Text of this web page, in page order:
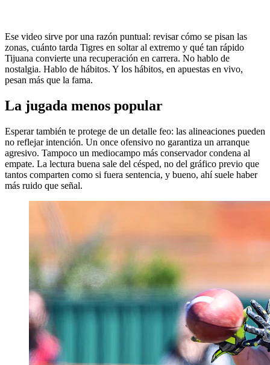
Ese video sirve por una razón puntual: revisar cómo se pisan las
zonas, cuánto tarda Tigres en soltar al extremo y qué tan rápido
Tijuana convierte una recuperación en carrera. No hablo de
nostalgia. Hablo de hábitos. Y los hábitos, en apuestas en vivo,
pesan más que la fama.
La jugada menos popular
Esperar también te protege de un detalle feo: las alineaciones pueden
no reflejar intención. Un once ofensivo no garantiza un arranque
agresivo. Tampoco un mediocampo más conservador condena al
empate. La lectura buena sale del césped, no del gráfico previo que
tantos comparten como si fuera sentencia, y bueno, ahí suele haber
más ruido que señal.